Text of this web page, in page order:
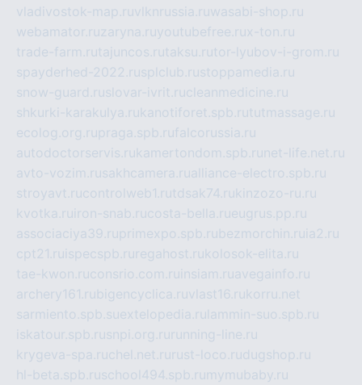
vladivostok-map.ruvlknrussia.ruwasabi-shop.ru
webamator.ruzaryna.ruyoutubefree.rux-ton.ru
trade-farm.rutajuncos.rutaksu.rutor-lyubov-i-grom.ru
spayderhed-2022.rusplclub.rustoppamedia.ru
snow-guard.ruslovar-ivrit.rucleanmedicine.ru
shkurki-karakulya.rukanotiforet.spb.rututmassage.ru
ecolog.org.rupraga.spb.rufalcorussia.ru
autodoctorservis.rukamertondom.spb.ru net-life.net.ru
avto-vozim.rusakhcamera.rualliance-electro.spb.ru
stroyavt.rucontrolweb1.rutdsak74.rukinzozo-ru.ru
kvotka.ru iron-snab.rucosta-bella.rueugrus.pp.ru
associaciya39.ruprimexpo.spb.rubezmorchin.ru ia2.ru
cpt21.ru ispecspb.ru regahost.rukolosok-elita.ru
tae-kwon.ruconsrio.com.ru insiam.ruavegainfo.ru
archery161.rubigencyclica.ruvlast16.rukorru.net
sarmiento.spb.suextelopedia.ru lammin-suo.spb.ru
iskatour.spb.rusnpi.org.ru running-line.ru
krygeva-spa.ruchel.net.ru rust-loco.rudugshop.ru
hl-beta.spb.ruschool494.spb.ru mymubaby.ru